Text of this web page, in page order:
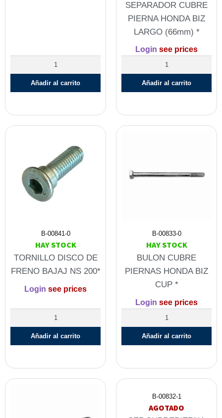
Añadir al carrito
SEPARADOR CUBRE
PIERNA HONDA BIZ
LARGO (66mm) *
Login see prices
Añadir al carrito
B-00841-0
HAY STOCK
TORNILLO DISCO DE
FRENO BAJAJ NS 200*
Login see prices
Añadir al carrito
B-00833-0
HAY STOCK
BULON CUBRE
PIERNAS HONDA BIZ
CUP *
Login see prices
Añadir al carrito
B-00832-1
AGOTADO